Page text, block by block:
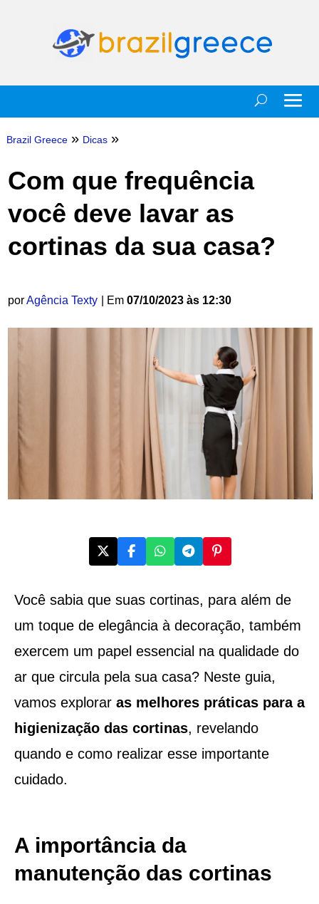
Brazil Greece » Dicas »
Com que frequência
você deve lavar as
cortinas da sua casa?
porAgência Texty | Em 07/10/2023 às 12:30
Você sabia que suas cortinas, para além de
um toque de elegância à decoração, também
exercem um papel essencial na qualidade do
ar que circula pela sua casa? Neste guia,
vamos explorar as melhores práticas para a
higienização das cortinas, revelando
quando e como realizar esse importante
cuidado.
A importância da
manutenção das cortinas